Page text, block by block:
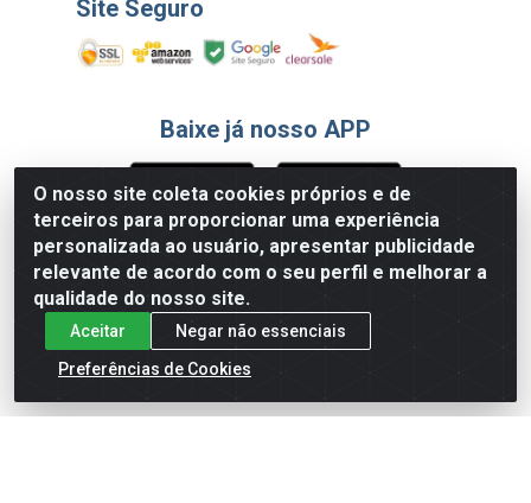
O nosso site coleta cookies próprios e de
terceiros para proporcionar uma experiência
personalizada ao usuário, apresentar publicidade
relevante de acordo com o seu perfil e melhorar a
qualidade do nosso site.
Aceitar
Negar não essenciais
Preferências de Cookies
Site Seguro
Baixe já nosso APP
Formas de Pagamento